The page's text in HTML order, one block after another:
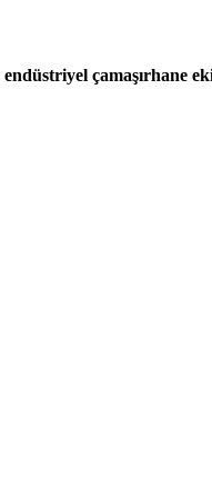
endüstriyel çamaşırhane